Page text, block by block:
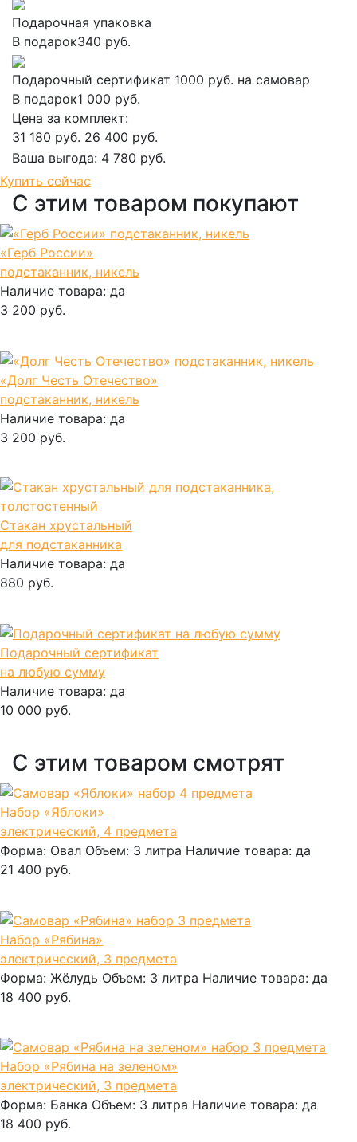
Подарочная упаковка
В подарок340 руб.
Подарочный сертификат 1000 руб. на самовар
В подарок1 000 руб.
Цена за комплект:
31 180 руб. 26 400 руб.
Ваша выгода: 4 780 руб.
Купить сейчас
С этим товаром покупают
«Герб России»
подстаканник, никель
Наличие товара: да
3 200 руб.
«Долг Честь Отечество»
подстаканник, никель
Наличие товара: да
3 200 руб.
Стакан хрустальный
для подстаканника
Наличие товара: да
880 руб.
Подарочный сертификат
на любую сумму
Наличие товара: да
10 000 руб.
С этим товаром смотрят
Набор «Яблоки»
электрический, 4 предмета
Форма: Овал Объем: 3 литра Наличие товара: да
21 400 руб.
Набор «Рябина»
электрический, 3 предмета
Форма: Жёлудь Объем: 3 литра Наличие товара: да
18 400 руб.
Набор «Рябина на зеленом»
электрический, 3 предмета
Форма: Банка Объем: 3 литра Наличие товара: да
18 400 руб.